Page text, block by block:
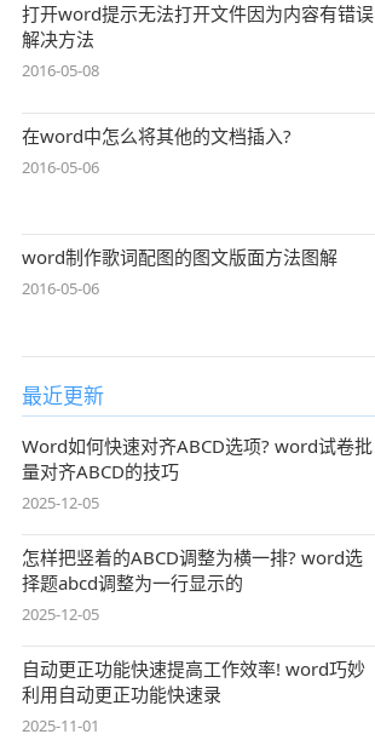
打开word提示无法打开文件因为内容有错误
解决方法
2016-05-08
在word中怎么将其他的文档插入?
2016-05-06
word制作歌词配图的图文版面方法图解
2016-05-06
最近更新
Word如何快速对齐ABCD选项? word试卷批
量对齐ABCD的技巧
2025-12-05
怎样把竖着的ABCD调整为横一排? word选
择题abcd调整为一行显示的
2025-12-05
自动更正功能快速提高工作效率! word巧妙
利用自动更正功能快速录
2025-11-01